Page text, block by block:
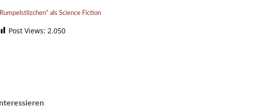
als Science Fiction
Post Views: 2.050